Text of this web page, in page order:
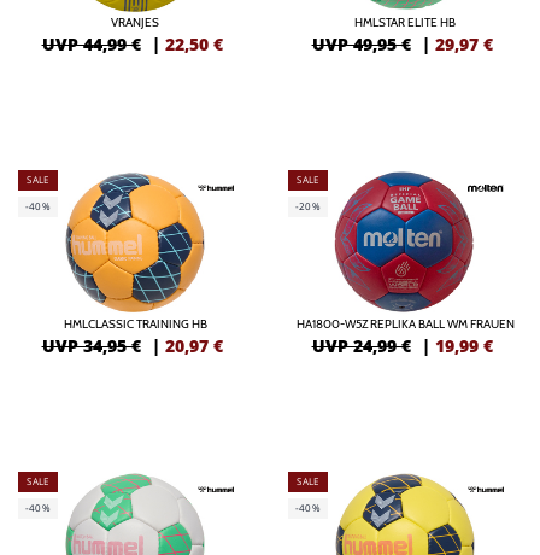
VRANJES
UVP 44,99 € | 22,50 €
HMLSTAR ELITE HB
UVP 49,95 € | 29,97 €
SALE
-40%
HMLCLASSIC TRAINING HB
UVP 34,95 € | 20,97 €
SALE
-20%
HA1800-W5Z REPLIKA BALL WM FRAUEN
UVP 24,99 € | 19,99 €
SALE
-40%
SALE
-40%